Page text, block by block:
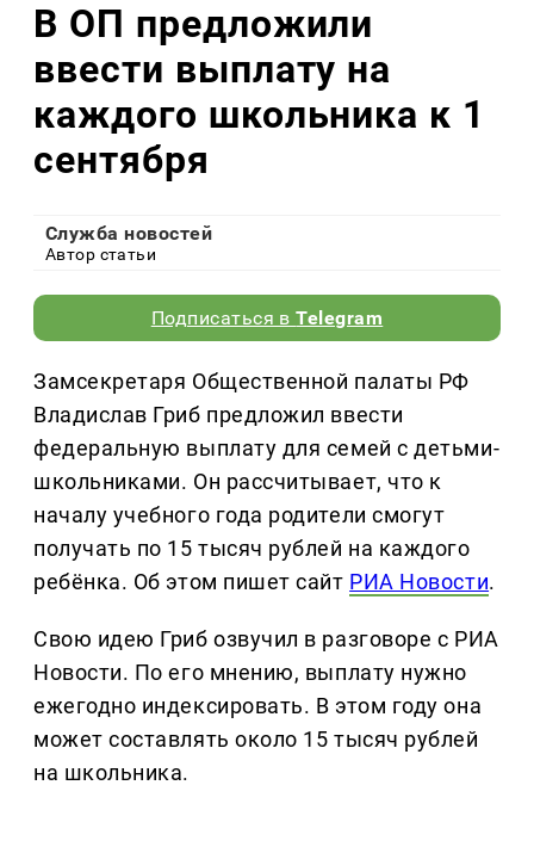
В ОП предложили
ввести выплату на
каждого школьника к 1
сентября
Служба новостей
Автор статьи
Подписаться вTelegram
Замсекретаря Общественной палаты РФ
Владислав Гриб предложил ввести
федеральную выплату для семей с детьми-
школьниками. Он рассчитывает, что к
началу учебного года родители смогут
получать по 15 тысяч рублей на каждого
ребёнка. Об этом пишет сайт РИА Новости.
Свою идею Гриб озвучил в разговоре с РИА
Новости. По его мнению, выплату нужно
ежегодно индексировать. В этом году она
может составлять около 15 тысяч рублей
на школьника.